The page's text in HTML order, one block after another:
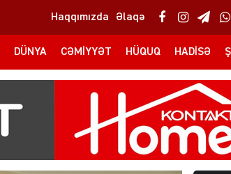
Haqqımızda Əlaqə
DÜNYA CƏMIYYƏT HÜQUQ HADISƏ